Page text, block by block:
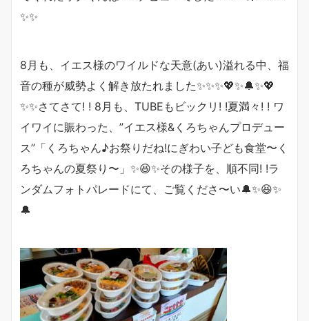
✨✨
8月も、イエス様のワイルドな天意(あい)溢れる中、福
音の種が威勢よく解き放たれました✨✨✨💖✨🔔✨💖
✨✨さてさて! ! 8月も、TUBEもビックリ! !夏満々! ! ワ
イワイに賑わった、”イエス様&くろちゃんプロデュー
ス”「くろちゃん♪お祭りだね!にぎわい子ども食堂〜く
ろちゃんの夏祭り〜」✨😆✨その様子を、順不同! !ラ
ンダムフォトパレードにて、ご覧くださ〜い🔔✨😆✨
🔔